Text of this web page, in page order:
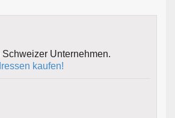
Unternehmen.
kaufen!